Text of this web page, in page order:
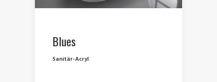
Blues
Sanitär-Acryl